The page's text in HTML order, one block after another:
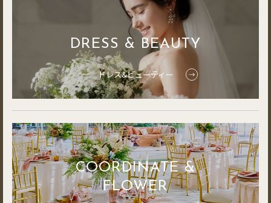
DRESS & BEAUTY
ドレス&ビューティー
COORDINATE &
FLOWER